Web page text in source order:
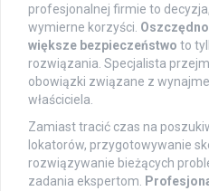
profesjonalnej firmie to
wymierne korzyści.
większe bezpieczeństwo to
rozwiązania. Specjalista
obowiązki związane z
właściciela.
Zamiast tracić czas na
lokatorów, przygotowywanie
rozwiązywanie bieżących
zadania ekspertom.